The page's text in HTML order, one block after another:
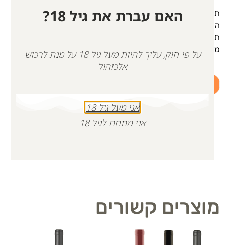
תמיר חי כל כך בתוכנו, ולכן גם בחרנו להנציח את דרכו – דרך
החיים.
תרימו לחיים לכבודו ולזכרו וכפי שאמר: “החיים פשוטים אם לא
מסבכים אותם”
מוצרים קשורים
האם עברת את גיל 18?
על פי חוק, עליך להיות מעל גיל 18 על מנת לרכוש
אלכוהול
אני מעל גיל 18
אני מתחת לגיל 18